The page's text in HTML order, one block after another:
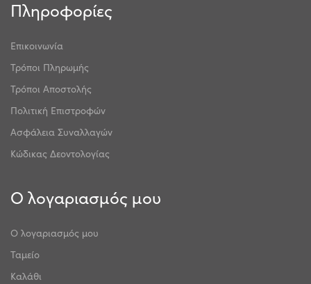
Πληροφορίες
Επικοινωνία
Τρόποι Πληρωμής
Τρόποι Αποστολής
Πολιτική Επιστροφών
Ασφάλεια Συναλλαγών
Κώδικας Δεοντολογίας
Ο λογαριασμός μου
Ο λογαριασμός μου
Ταμείο
Καλάθι